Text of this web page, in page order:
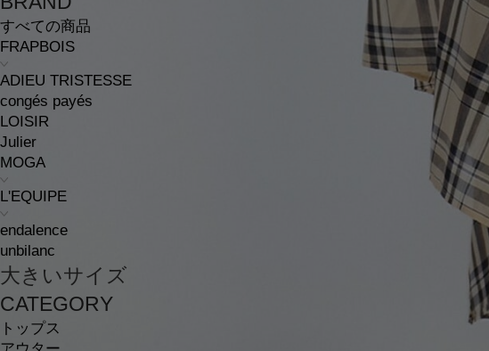
すべての商品
FRAPBOIS
ADIEU TRISTESSE
congés payés
LOISIR
Julier
MOGA
L'EQUIPE
endalence
unbilanc
大きいサイズ
CATEGORY
トップス